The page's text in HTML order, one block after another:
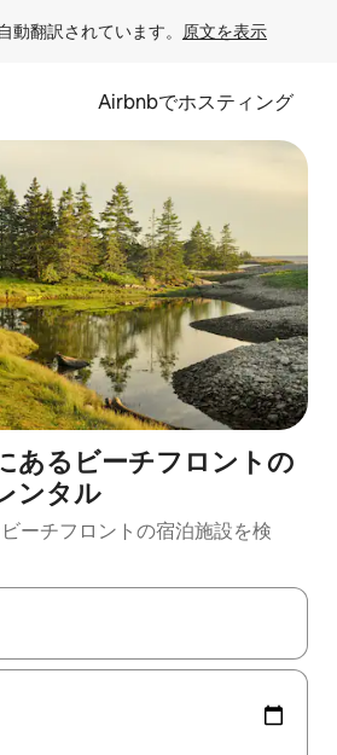
動翻訳されています。 原文を表示
Airbnbでホスティング
あるビーチフロントの
ンタル
ーチフロントの宿泊施設を検
ら、上下の矢印キーを使って移動するか